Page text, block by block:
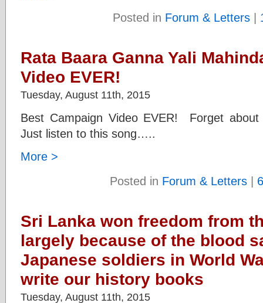
Posted in Forum & Letters|
Rata Baara Ganna Yali
Video EVER!
Tuesday, August 11th, 2015
Best Campaign Video EVER! Forget
Just listen to this song…..
More >
Posted in Forum & Letters|
Sri Lanka won freedom from
largely because of the blood
Japanese soldiers in World
write our history books
Tuesday, August 11th, 2015